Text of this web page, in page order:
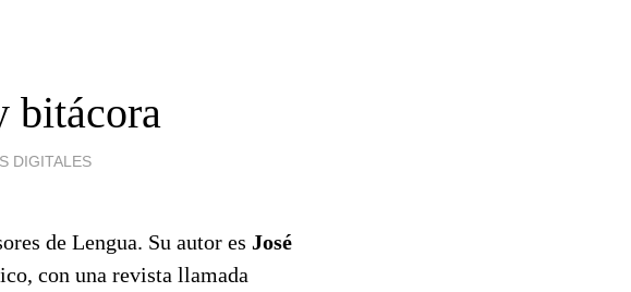
bitácora
DIGITALES
de Lengua. Su autor es José
con una revista llamada